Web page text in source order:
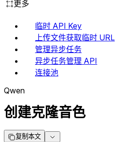
更多
临时 API Key
上传文件获取临时 URL
管理异步任务
异步任务管理 API
连接池
Qwen
创建克隆音色
复制本文